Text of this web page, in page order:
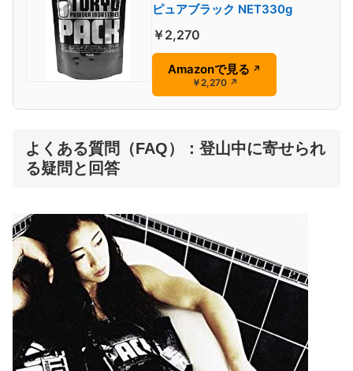
ピュアブラック NET330g
￥2,270
Amazonで見る ↗
￥2,270 ↗
よくある質問（FAQ）：登山中に寄せられ
る疑問と回答